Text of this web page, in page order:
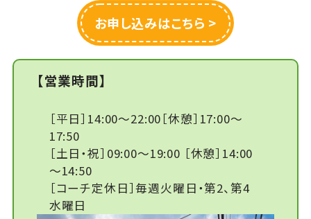
お申し込みはこちら >
【営業時間】
［平日］14:00～22:00［休憩］17:00～
17:50
［土日・祝］09:00～19:00 ［休憩］14:00
～14:50
［コーチ定休日］毎週火曜日・第2、第4
水曜日